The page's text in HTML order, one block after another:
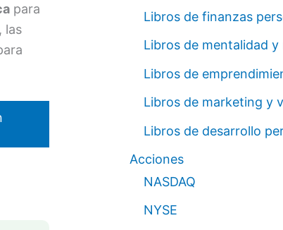
para
las
Libros de finanzas
Libros de mentalidad y
Libros de
Libros de marketing y
Libros de desarrollo
Acciones
NASDAQ
NYSE